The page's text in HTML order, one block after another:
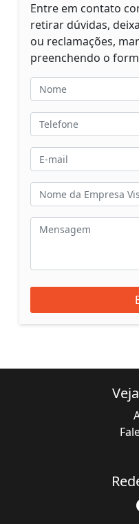
Entre em contato
retirar dúvidas,
ou reclamações,
preenchendo o